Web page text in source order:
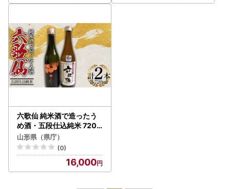
六歌仙 純米酒で造ったう
め酒・五段仕込純米 720
ml セット F2Y-4261
山形県（県庁）
(0)
16,000